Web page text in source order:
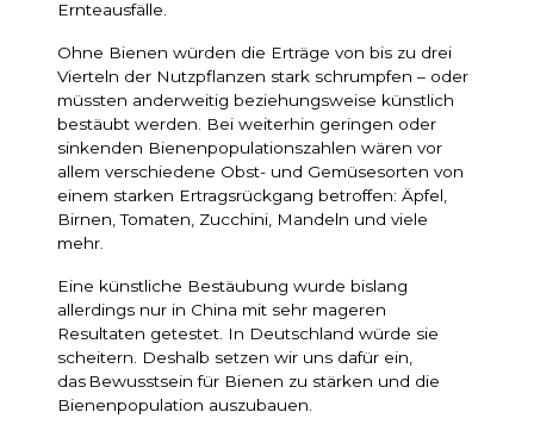
Ernteausfälle.
Ohne Bienen würden die Erträge von bis zu drei
Vierteln der Nutzpflanzen stark schrumpfen – oder
müssten anderweitig beziehungsweise künstlich
bestäubt werden. Bei weiterhin geringen oder
sinkenden Bienenpopulationszahlen wären vor
allem verschiedene Obst- und Gemüsesorten von
einem starken Ertragsrückgang betroffen: Äpfel,
Birnen, Tomaten, Zucchini, Mandeln und viele
mehr.
Eine künstliche Bestäubung wurde bislang
allerdings nur in China mit sehr mageren
Resultaten getestet. In Deutschland würde sie
scheitern. Deshalb setzen wir uns dafür ein,
das Bewusstsein für Bienen zu stärken und die
Bienenpopulation auszubauen.